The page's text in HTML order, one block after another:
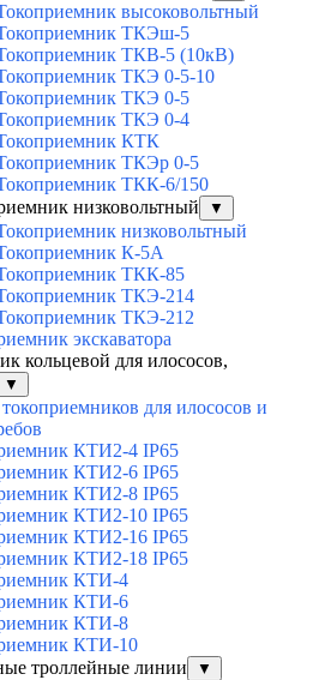
высоковольтный
ТКЭш-5
ТКВ-5 (10кВ)
ТКЭ 0-5-10
ТКЭ 0-5
ТКЭ 0-4
КТК
ТКЭр 0-5
ТКК-6/150
низковольтный
▼
низковольтный
К-5А
ТКК-85
ТКЭ-214
ТКЭ-212
экскаватора
кольцевой для илососов,
▼
для илососов и
КТИ2-4 IP65
КТИ2-6 IP65
КТИ2-8 IP65
КТИ2-10 IP65
КТИ2-16 IP65
КТИ2-18 IP65
КТИ-4
КТИ-6
КТИ-8
КТИ-10
троллейные линии
▼